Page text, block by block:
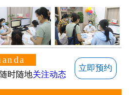
时随地关注动态
立即预约